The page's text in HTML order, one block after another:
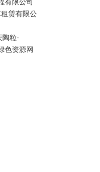
有限公司
赁有限公
陶粒-
色资源网